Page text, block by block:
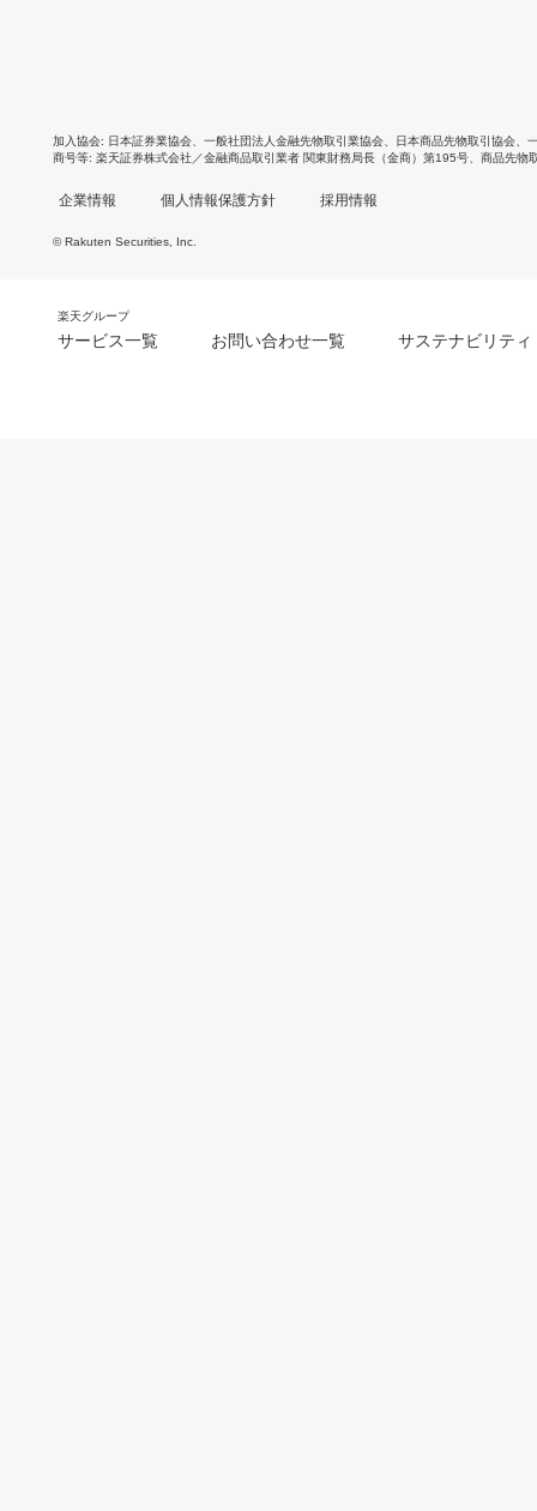
加入協会 日本証券業協会 一般社団法人金融先物取引業協会 日本商品先物取引協会
商号等 楽天証券株式会社／金融商品取引業者 関東財務局長（金商）第195号、商品先物
企業情報 個人情報保護方針 採用情報
© Rakuten Securities, Inc.
楽天グループ
サービス一覧 お問い合わせ一覧 サステナビリティ